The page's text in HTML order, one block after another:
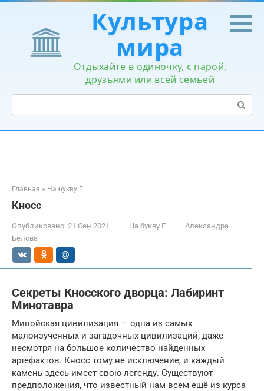
Перейти
контенту
Культура
мира
Отдыхайте в одиночку, с парой,
друзьями или всей семьей
Поиск:
Главная » На букву Г
Кносс
Опубликовано: 21 Сен 2021 На букву Г
Александра
Белова
Секреты Кносского дворца: Лабиринт
Минотавра
Минойская цивилизация — одна из самых
малоизученных и загадочных цивилизаций, даже
несмотря на большое количество найденных
артефактов. Кносс тому не исключение, и каждый
камень здесь имеет свою легенду. Существуют
предположения, что известный нам всем ещё из курса